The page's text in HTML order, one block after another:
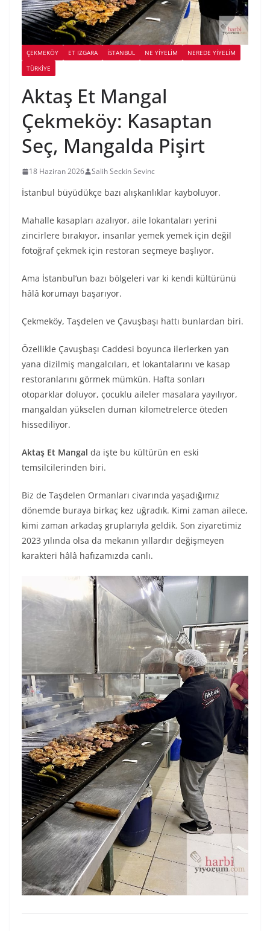
ÇEKMEKÖY ET IZGARA İSTANBUL NE YİYELİM
NEREDE YİYELİM
TÜRKIYE
Aktaş Et Mangal
Çekmeköy: Kasaptan
Seç, Mangalda Pişirt
18 Haziran 2026 Salih Seckin Sevinc
İstanbul büyüdükçe bazı alışkanlıklar kayboluyor.
Mahalle kasapları azalıyor, aile lokantaları yerini
zincirlere bırakıyor, insanlar yemek yemek için değil
fotoğraf çekmek için restoran seçmeye başlıyor.
Ama İstanbul’un bazı bölgeleri var ki kendi kültürünü
hâlâ korumayı başarıyor.
Çekmeköy, Taşdelen ve Çavuşbaşı hattı bunlardan biri.
Özellikle Çavuşbaşı Caddesi boyunca ilerlerken yan
yana dizilmiş mangalcıları, et lokantalarını ve kasap
restoranlarını görmek mümkün. Hafta sonları
otoparklar doluyor, çocuklu aileler masalara yayılıyor,
mangaldan yükselen duman kilometrelerce öteden
hissediliyor.
Aktaş Et Mangal da işte bu kültürün en eski
temsilcilerinden biri.
Biz de Taşdelen Ormanları civarında yaşadığımız
dönemde buraya birkaç kez uğradık. Kimi zaman ailece,
kimi zaman arkadaş gruplarıyla geldik. Son ziyaretimiz
2023 yılında olsa da mekanın yıllardır değişmeyen
karakteri hâlâ hafızamızda canlı.